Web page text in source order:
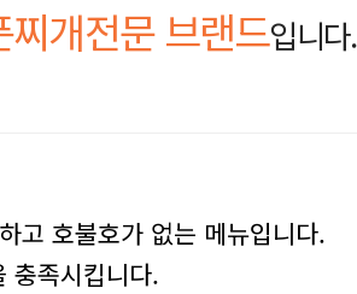
찌개전문 브랜드입니다.
고 호불호가 없는 메뉴입니다.
충족시킵니다.